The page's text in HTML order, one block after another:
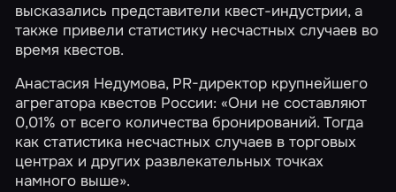
высказались представители квест-индустрии, а
также привели статистику несчастных случаев во
время квестов.
Анастасия Недумова, PR-директор крупнейшего
агрегатора квестов России: «Они не составляют
0,01% от всего количества бронирований. Тогда
как статистика несчастных случаев в торговых
центрах и других развлекательных точках
намного выше».